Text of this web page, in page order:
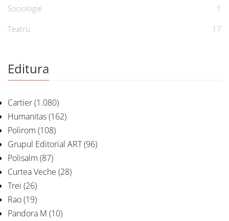
Sociologie
1
Teatru
17
Editura
Cartier(1.080)
Humanitas(162)
Polirom (108)
Grupul Editorial ART(96)
Polisalm (87)
Curtea Veche (28)
Trei (26)
Rao(19)
Pandora M (10)